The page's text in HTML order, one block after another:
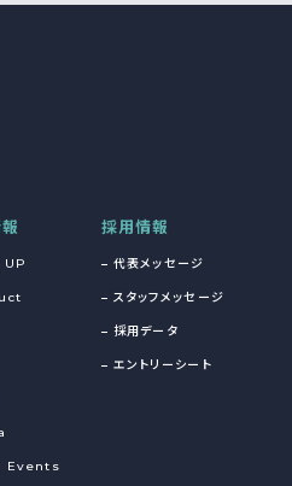
UP
Events
採用情報
代表メッセージ
スタッフメッセージ
採用データ
エントリーシート